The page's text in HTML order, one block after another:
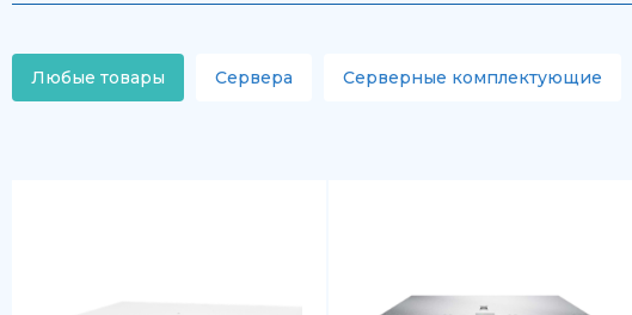
Любые товары Сервера Серверные комплектующие